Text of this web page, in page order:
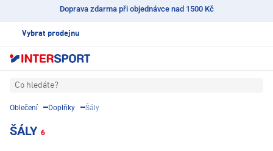
Doprava zdarma při objednávce nad 1500 Kč
Vybrat prodejnu
Co hledáte?
Oblečení Doplňky Šály
ŠÁLY 6